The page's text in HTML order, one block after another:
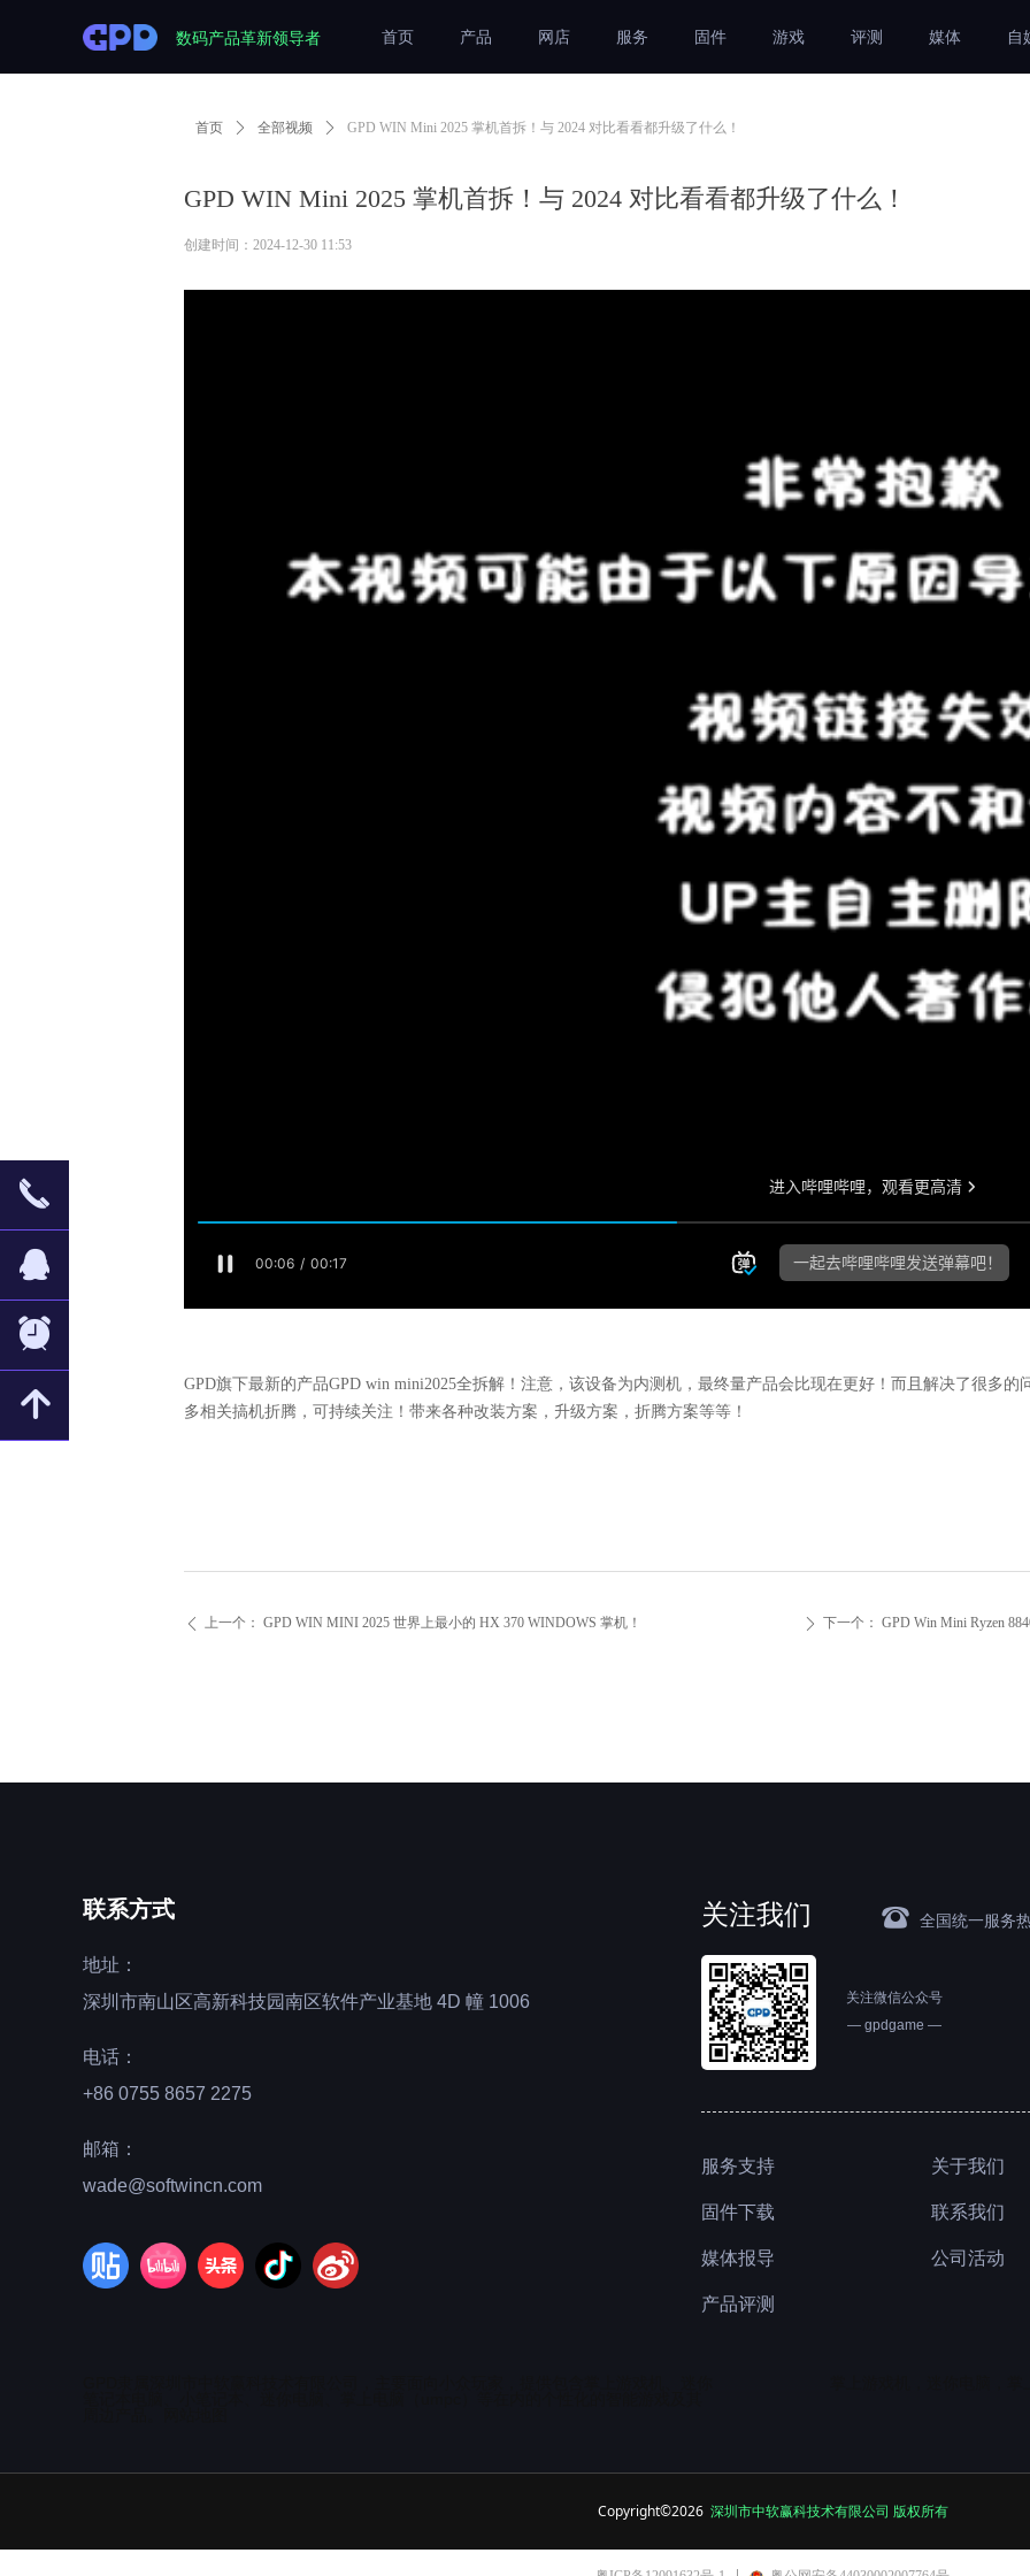
首页 产品 网店 服务 固件 游戏 评测 媒体 自
数码产品革新领导者
GPD WIN Mini 2025 掌机首拆！与 2024 对比看看都升级了什么！
ꄴ 上一个： GPD WIN MINI 2025 世界上最小的 HX 370 WINDOWS 掌机！ ꄲ 下一个： GPD Win Mini Ryzen
首页 ꄲ 全部视频 ꄲ GPD WIN Mini 2025 掌机首拆！与 2024 对比看看都升级了什么！
GPD旗下最新的产品GPD win mini2025全拆解！注意，该设备为内测机，最终量产品会比现在更好！而且解决了很多的
多相关搞机折腾，可持续关注！带来各种改装方案，升级方案，折腾方案等等！
创建时间： 2024-12-30 11:53
服务支持
固件下载
媒体报导
产品评测
关于我们
联系我们
公司活动
关注我们 뀰 全国统一服务
关注微信公众号
— gpdgame —
联系方式
地址：
深圳市南山区高新科技园南区软件产业基地 4D 幢 1006
电话：
+86 0755 8657 2275
邮箱：
wade@softwincn.com
Copyright©2026 深圳市中软赢科技术有限公司 版权所有
끅
뀩
뀥
녕